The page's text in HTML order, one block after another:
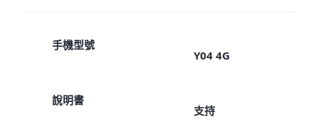
手機型號
Y04 4G
說明書
支持